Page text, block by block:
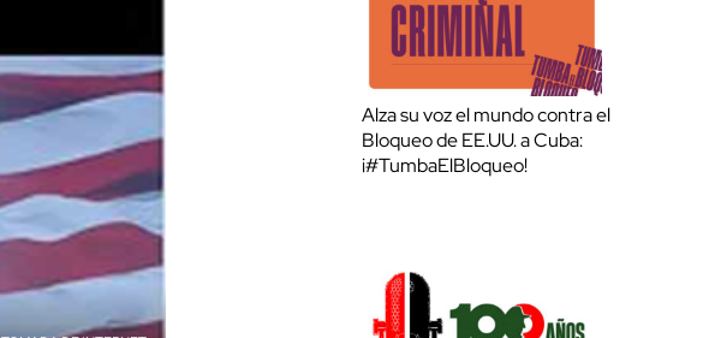
Alza su voz el mundo contra el
Bloqueo de EE.UU. a Cuba:
¡#TumbaElBloqueo!